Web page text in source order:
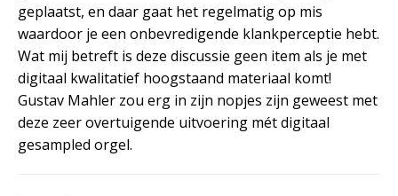
geplaatst, en daar gaat het regelmatig op mis
waardoor je een onbevredigende klankperceptie hebt.
Wat mij betreft is deze discussie geen item als je met
digitaal kwalitatief hoogstaand materiaal komt!
Gustav Mahler zou erg in zijn nopjes zijn geweest met
deze zeer overtuigende uitvoering mét digitaal
gesampled orgel.